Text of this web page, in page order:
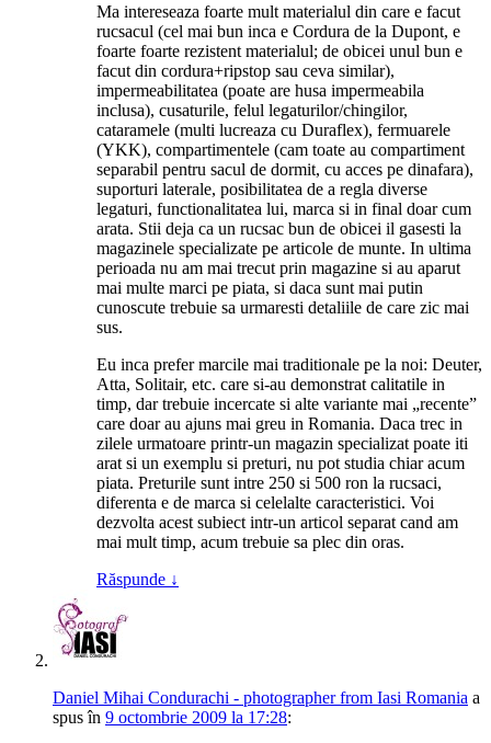
Ma intereseaza foarte mult materialul din care e facut
rucsacul (cel mai bun inca e Cordura de la Dupont, e
foarte foarte rezistent materialul; de obicei unul bun e
facut din cordura+ripstop sau ceva similar),
impermeabilitatea (poate are husa impermeabila
inclusa), cusaturile, felul legaturilor/chingilor,
cataramele (multi lucreaza cu Duraflex), fermuarele
(YKK), compartimentele (cam toate au compartiment
separabil pentru sacul de dormit, cu acces pe dinafara),
suporturi laterale, posibilitatea de a regla diverse
legaturi, functionalitatea lui, marca si in final doar cum
arata. Stii deja ca un rucsac bun de obicei il gasesti la
magazinele specializate pe articole de munte. In ultima
perioada nu am mai trecut prin magazine si au aparut
mai multe marci pe piata, si daca sunt mai putin
cunoscute trebuie sa urmaresti detaliile de care zic mai
sus.
Eu inca prefer marcile mai traditionale pe la noi: Deuter,
Atta, Solitair, etc. care si-au demonstrat calitatile in
timp, dar trebuie incercate si alte variante mai „recente”
care doar au ajuns mai greu in Romania. Daca trec in
zilele urmatoare printr-un magazin specializat poate iti
arat si un exemplu si preturi, nu pot studia chiar acum
piata. Preturile sunt intre 250 si 500 ron la rucsaci,
diferenta e de marca si celelalte caracteristici. Voi
dezvolta acest subiect intr-un articol separat cand am
mai mult timp, acum trebuie sa plec din oras.
Răspunde ↓
Daniel Mihai Condurachi - photographer from Iasi Romania a
spusîn 9 octombrie 2009 la 17:28: